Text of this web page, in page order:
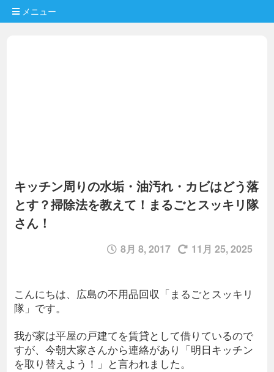
メニュー
キッチン周りの水垢・油汚れ・カビはどう落
とす？掃除法を教えて！まるごとスッキリ隊
さん！
8月 8, 2017 11月 25, 2025
こんにちは、広島の不用品回収「まるごとスッキリ
隊」です。
我が家は平屋の戸建てを賃貸として借りているので
すが、今朝大家さんから連絡があり「明日キッチン
を取り替えよう！」と言われました。